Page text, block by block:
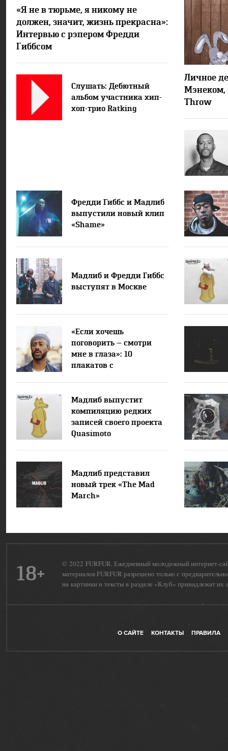
«Я не в тюрьме, я никому не
должен, значит, жизнь прекрасна»:
Интервью с рэпером Фредди
Гиббсом
Слушать: Дебютный
альбом участника хип-
хоп-трио Ratking
Личное
Мэнеком,
Throw
Фредди Гиббс и Мадлиб
выпустили новый клип
«Shame»
Мадлиб и Фредди Гиббс
выступят в Москве
«Если хочешь
поговорить — смотри
мне в глаза»: 10
плакатов с
Мадлиб выпустит
компиляцию редких
записей своего проекта
Quasimoto
Мадлиб представил
новый трек «The Mad
March»
18+
© 2022 FURFUR. Ежедневный молодежный интернет-
материалов FURFUR разрешено только с
на картинки и тексты в разделе «Клуб» принадлежат их
О САЙТЕ КОНТАКТЫ ПРАВИЛА